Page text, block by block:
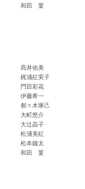
和田 菫
髙井佑美
梶浦紅実子
門田彩花
伊藤希一
都々木琢己
大町悠介
大辻晶子
松浦美紅
松本鐘太
和田 菫